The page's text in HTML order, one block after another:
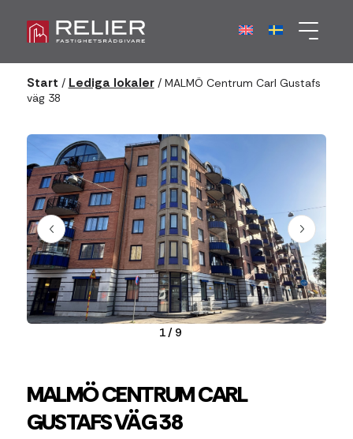
Start / Lediga lokaler/ MALMÖ Centrum Carl Gustafs
väg 38
1/ 9
MALMÖ CENTRUM CARL
GUSTAFS VÄG 38